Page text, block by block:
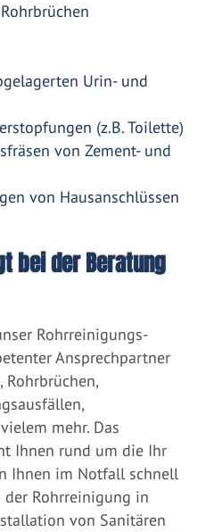
Urin- und
(z.B. Toilette)
von Zement- und
von Hausanschlüssen
bei der Beratung
Rohrreinigungs-
Ansprechpartner
mehr. Das
Ihnen rund um die Ihr
Ihnen im Notfall schnell
der Rohrreinigung in
von Sanitären